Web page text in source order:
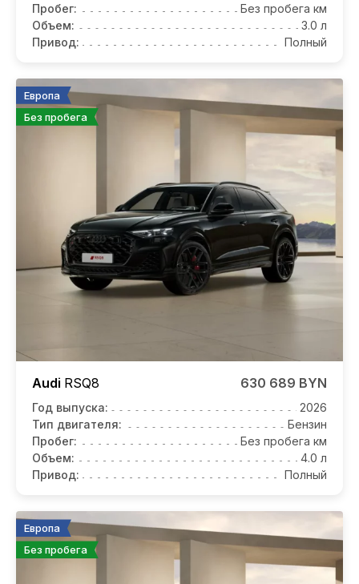
Пробег:
Без пробега км
Объем:
3.0 л
Привод:
Полный
Европа
Без пробега
Audi RSQ8 630 689 BYN
Год выпуска:
2026
Тип двигателя:
Бензин
Пробег:
Без пробега км
Объем:
4.0 л
Привод:
Полный
Европа
Без пробега